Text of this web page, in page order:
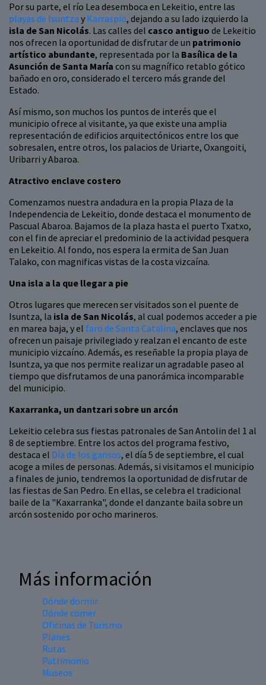
Por su parte, el río Lea desemboca en Lekeitio, entre las
playas de Isuntza y Karraspio, dejando a su lado izquierdo la
isla de San Nicolás. Las calles del casco antiguo de Lekeitio
nos ofrecen la oportunidad de disfrutar de un patrimonio
artístico abundante, representada por la Basílica de la
Asunción de Santa María con su magnífico retablo gótico
bañado en oro, considerado el tercero más grande del
Estado.
Así mismo, son muchos los puntos de interés que el
municipio ofrece al visitante, ya que existe una amplia
representación de edificios arquitectónicos entre los que
sobresalen, entre otros, los palacios de Uriarte, Oxangoiti,
Uribarri y Abaroa.
Atractivo enclave costero
Comenzamos nuestra andadura en la propia Plaza de la
Independencia de Lekeitio, donde destaca el monumento de
Pascual Abaroa. Bajamos de la plaza hasta el puerto Txatxo,
con el fin de apreciar el predominio de la actividad pesquera
en Lekeitio. Al fondo, nos espera la ermita de San Juan
Talako, con magnificas vistas de la costa vizcaína.
Una isla a la que llegar a pie
Otros lugares que merecen ser visitados son el puente de
Isuntza, la isla de San Nicolás, al cual podemos acceder a pie
en marea baja, y el faro de Santa Catalina, enclaves que nos
ofrecen un paisaje privilegiado y realzan el encanto de este
municipio vizcaíno. Además, es reseñable la propia playa de
Isuntza, ya que nos permite realizar un agradable paseo al
tiempo que disfrutamos de una panorámica incomparable
del municipio.
Kaxarranka, un dantzari sobre un arcón
Lekeitio celebra sus fiestas patronales de San Antolin del 1 al
8 de septiembre. Entre los actos del programa festivo,
destaca el Día de los gansos, el día 5 de septiembre, el cual
acoge a miles de personas. Además, si visitamos el municipio
a finales de junio, tendremos la oportunidad de disfrutar de
las fiestas de San Pedro. En ellas, se celebra el tradicional
baile de la "Kaxarranka", donde el danzante baila sobre un
arcón sostenido por ocho marineros.
Más información
Dónde dormir
Dónde comer
Oficinas de Turismo
Planes
Rutas
Patrimonio
Museos